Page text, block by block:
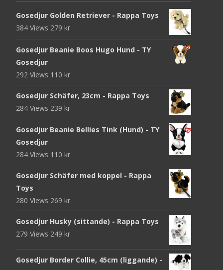
Gosedjur Golden Retriever - Rappa Toys
384 Views 279 kr
Gosedjur Beanie Boos Hugo Hund - TY
Gosedjur
292 Views 110 kr
Gosedjur Schäfer, 23cm - Rappa Toys
284 Views 239 kr
Gosedjur Beanie Bellies Tink (Hund) - TY
Gosedjur
284 Views 110 kr
Gosedjur Schäfer med koppel - Rappa
Toys
280 Views 269 kr
Gosedjur Husky (sittande) - Rappa Toys
279 Views 249 kr
Gosedjur Border Collie, 45cm (liggande) -